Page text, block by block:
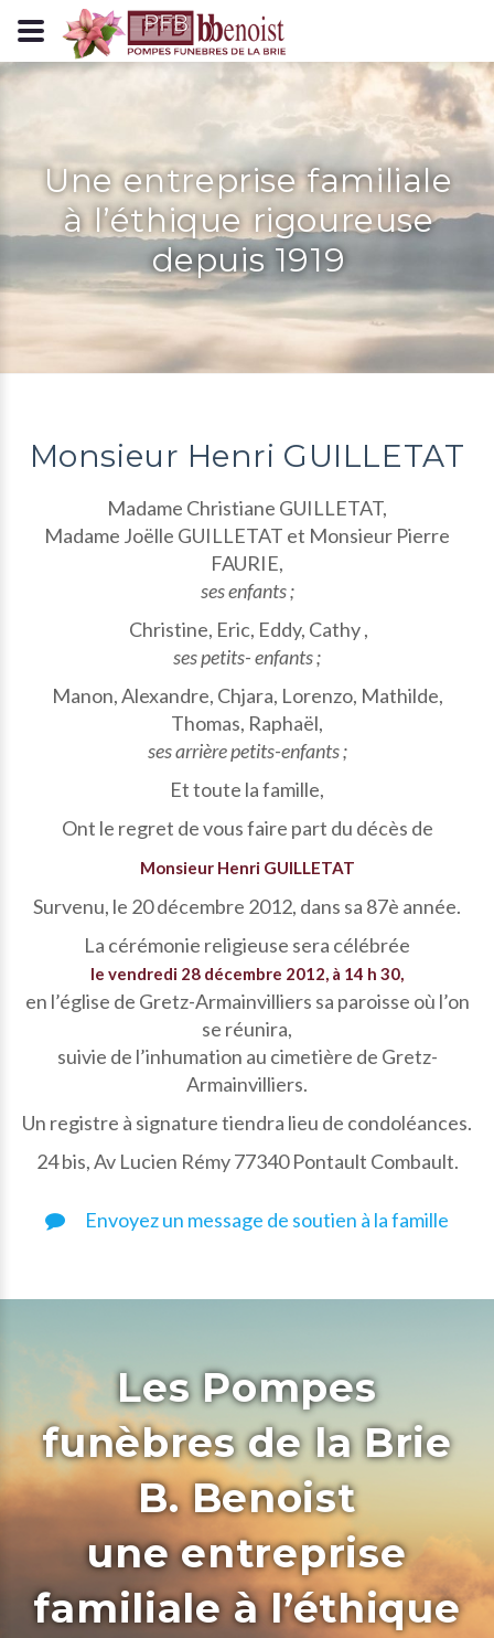
Panneau de gestion des cookies
Une entreprise familiale
à l’éthique rigoureuse
depuis 1919
Monsieur Henri GUILLETAT
Madame Christiane GUILLETAT,
Madame Joëlle GUILLETAT et Monsieur Pierre
FAURIE,
ses enfants ;
Christine, Eric, Eddy, Cathy ,
ses petits- enfants ;
Manon, Alexandre, Chjara, Lorenzo, Mathilde,
Thomas, Raphaël,
ses arrière petits-enfants ;
Et toute la famille,
Ont le regret de vous faire part du décès de
Monsieur Henri GUILLETAT
Survenu, le 20 décembre 2012, dans sa 87è année.
La cérémonie religieuse sera célébrée
le vendredi 28 décembre 2012, à 14 h 30,
en l’église de Gretz-Armainvilliers sa paroisse où l’on
se réunira,
suivie de l’inhumation au cimetière de Gretz-
Armainvilliers.
Un registre à signature tiendra lieu de condoléances.
24 bis, Av Lucien Rémy 77340 Pontault Combault.
Envoyez un message de soutien à la famille
Les Pompes
funèbres de la Brie
B. Benoist
une entreprise
familiale à l’éthique